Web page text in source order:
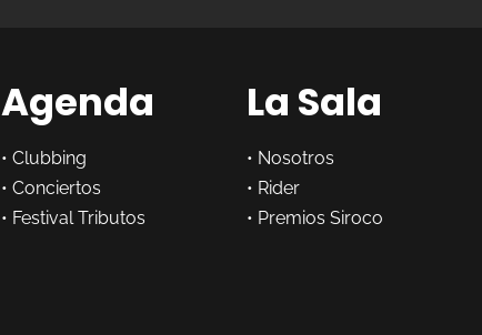
Agenda
• Clubbing
• Conciertos
• Festival Tributos
La Sala
• Nosotros
• Rider
• Premios Siroco